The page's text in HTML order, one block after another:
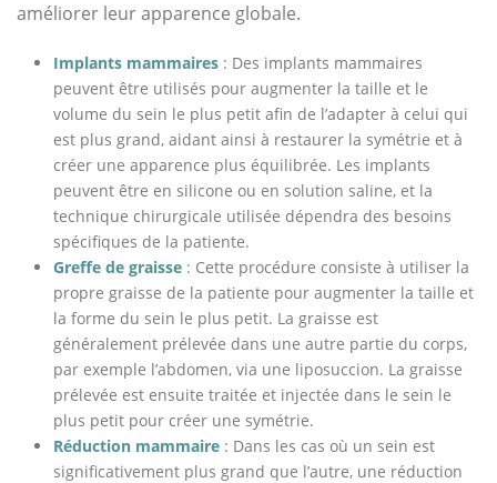
améliorer leur apparence globale.
Implants mammaires: Des implants mammaires
peuvent être utilisés pour augmenter la taille et le
volume du sein le plus petit afin de l’adapter à celui qui
est plus grand, aidant ainsi à restaurer la symétrie et à
créer une apparence plus équilibrée. Les implants
peuvent être en silicone ou en solution saline, et la
technique chirurgicale utilisée dépendra des besoins
spécifiques de la patiente.
Greffe de graisse: Cette procédure consiste à utiliser la
propre graisse de la patiente pour augmenter la taille et
la forme du sein le plus petit. La graisse est
généralement prélevée dans une autre partie du corps,
par exemple l’abdomen, via une liposuccion. La graisse
prélevée est ensuite traitée et injectée dans le sein le
plus petit pour créer une symétrie.
Réduction mammaire: Dans les cas où un sein est
significativement plus grand que l’autre, une réduction